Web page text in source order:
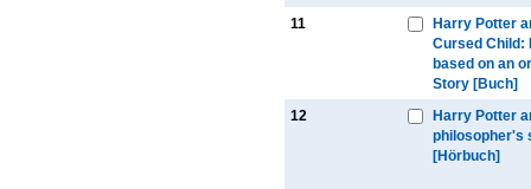
11
Harry Potter
Cursed Child:
based on an
Story [Buch]
12
Harry Potter
philosopher's
[Hörbuch]